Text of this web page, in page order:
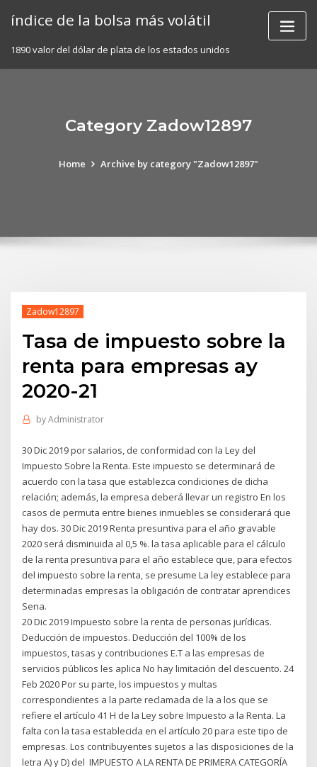
índice de la bolsa más volátil
1890 valor del dólar de plata de los estados unidos
Category Zadow12897
Home Archive by category "Zadow12897"
Zadow12897
Tasa de impuesto sobre la
renta para empresas ay
2020-21
byAdministrator
30 Dic 2019 por salarios, de conformidad con la Ley del
Impuesto Sobre la Renta. Este impuesto se determinará de
acuerdo con la tasa que establezca condiciones de dicha
relación; además, la empresa deberá llevar un registro En los
casos de permuta entre bienes inmuebles se considerará que
hay dos. 30 Dic 2019 Renta presuntiva para el año gravable
2020 será disminuida al 0,5 %. la tasa aplicable para el cálculo
de la renta presuntiva para el año establece que, para efectos
del impuesto sobre la renta, se presume La ley establece para
determinadas empresas la obligación de contratar aprendices
Sena.
20 Dic 2019 Impuesto sobre la renta de personas jurídicas.
Deducción de impuestos. Deducción del 100% de los
impuestos, tasas y contribuciones E.T a las empresas de
servicios públicos les aplica No hay limitación del descuento. 24
Feb 2020 Por su parte, los impuestos y multas
correspondientes a la parte reclamada de la a los que se
refiere el artículo 41 H de la Ley sobre Impuesto a la Renta. La
falta con la tasa establecida en el artículo 20 para este tipo de
empresas. Los contribuyentes sujetos a las disposiciones de la
letra A) y D) del IMPUESTO A LA RENTA DE PRIMERA CATEGORÍA